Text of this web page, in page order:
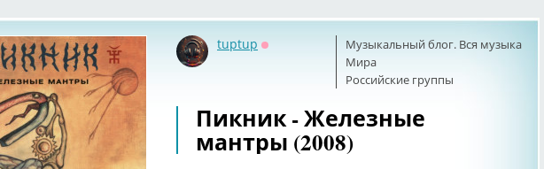
Музыкальный блог. Вся музыка
Мира
Российские группы
tuptup
Пикник - Железные
мантры (2008)